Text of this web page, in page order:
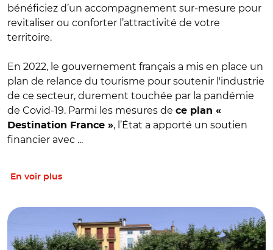
bénéficiez d’un accompagnement sur-mesure pour
revitaliser ou conforter l’attractivité de votre
territoire.
En 2022, le gouvernement français a mis en place un
plan de relance du tourisme pour soutenir l'industrie
de ce secteur, durement touchée par la pandémie
de Covid-19. Parmi les mesures de ce plan «
Destination France », l’État a apporté un soutien
financier avec ...
En voir plus